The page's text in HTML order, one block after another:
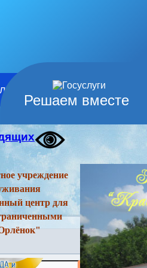
Решаем вместе
учреждение
центр для